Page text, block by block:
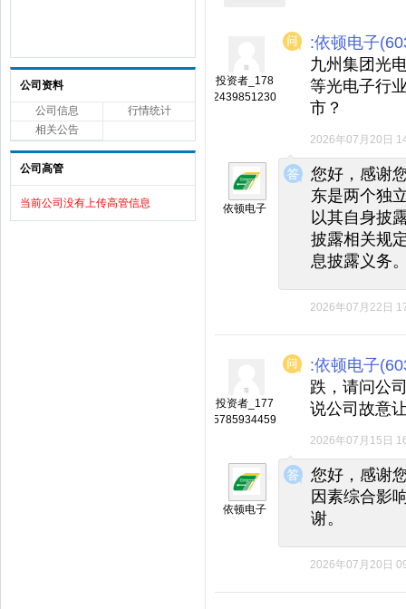
公司资料
公司信息
行情统计
相关公告
公司高管
当前公司没有上传高管信息
投资者_178
2439851230
:依顿电子
九州集团光
等光电子行
市？
2026年07月20日
◆
◆
依顿电子
您好，感谢
东是两个独
以其自身披
披露相关规
息披露义务
2026年07月22日
投资者_177
5785934459
:依顿电子
跌，请问公
说公司故意
2026年07月15日
◆
◆
依顿电子
您好，感谢
因素综合影
谢。
2026年07月20日